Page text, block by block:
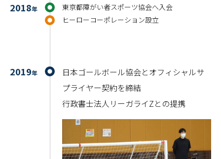
2018年
東京都障がい者スポーツ協会へ入会
ヒーローコーポレーション設立
2019年
日本ゴールボール協会とオフィシャルサ
プライヤー契約を締結
行政書士法人リーガライZとの提携